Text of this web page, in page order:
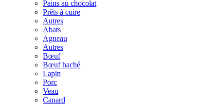
Pains au chocolat
Prêts à cuire
Autres
Abats
Agneau
Autres
Bœuf
Bœuf haché
Lapin
Porc
Veau
Canard